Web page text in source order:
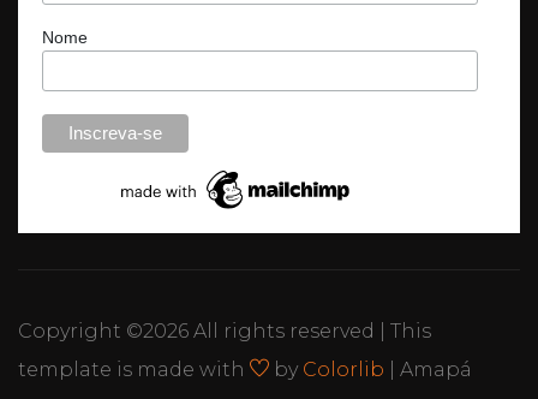
Nome
Copyright ©2026 All rights reserved | This
template is made with
by Colorlib | Amapá